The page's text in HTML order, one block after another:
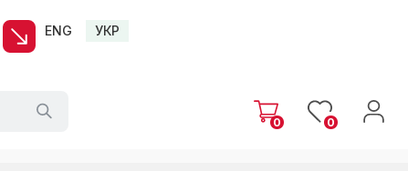
ENG УКР
0 0